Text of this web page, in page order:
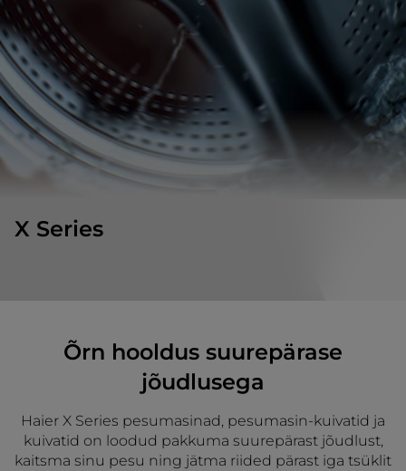
X Series
Õrn hooldus suurepärase
jõudlusega
Haier X Series pesumasinad, pesumasin-kuivatid ja
kuivatid on loodud pakkuma suurepärast jõudlust,
kaitsma sinu pesu ning jätma riided pärast iga tsüklit